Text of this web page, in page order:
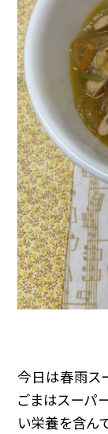
今日は春雨ス
ごまはスーパ
い栄養を含ん